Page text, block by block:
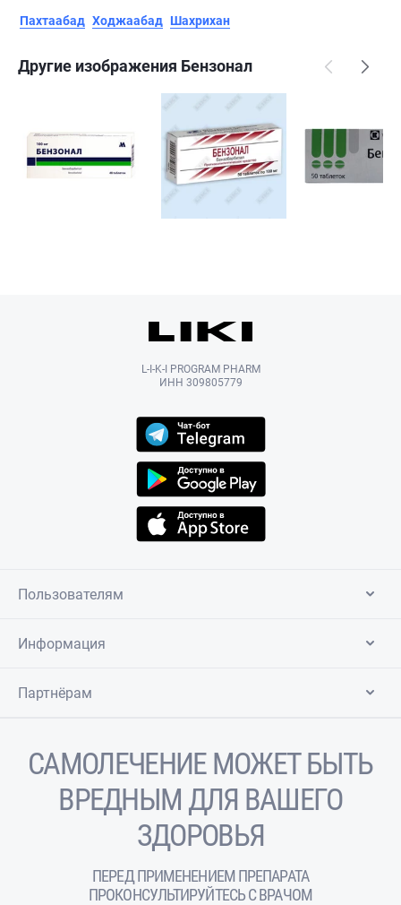
Пахтаабад Ходжаабад Шахрихан
Другие изображения Бензонал
L-I-K-I PROGRAM PHARM
ИНН 309805779
Пользователям
Информация
Партнёрам
САМОЛЕЧЕНИЕ МОЖЕТ БЫТЬ
ВРЕДНЫМ ДЛЯ ВАШЕГО
ЗДОРОВЬЯ
ПЕРЕД ПРИМЕНЕНИЕМ ПРЕПАРАТА
ПРОКОНСУЛЬТИРУЙТЕСЬ С ВРАЧОМ